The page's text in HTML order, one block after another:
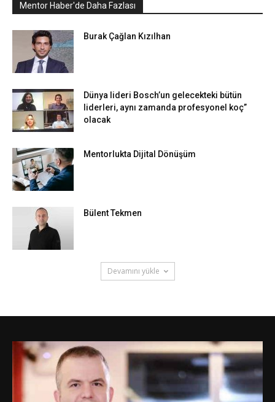
Mentor Haber'de Daha Fazlası
Burak Çağlan Kızılhan
Dünya lideri Bosch’un gelecekteki bütün
liderleri, aynı zamanda profesyonel koç”
olacak
Mentorlukta Dijital Dönüşüm
Bülent Tekmen
Devamını yükle